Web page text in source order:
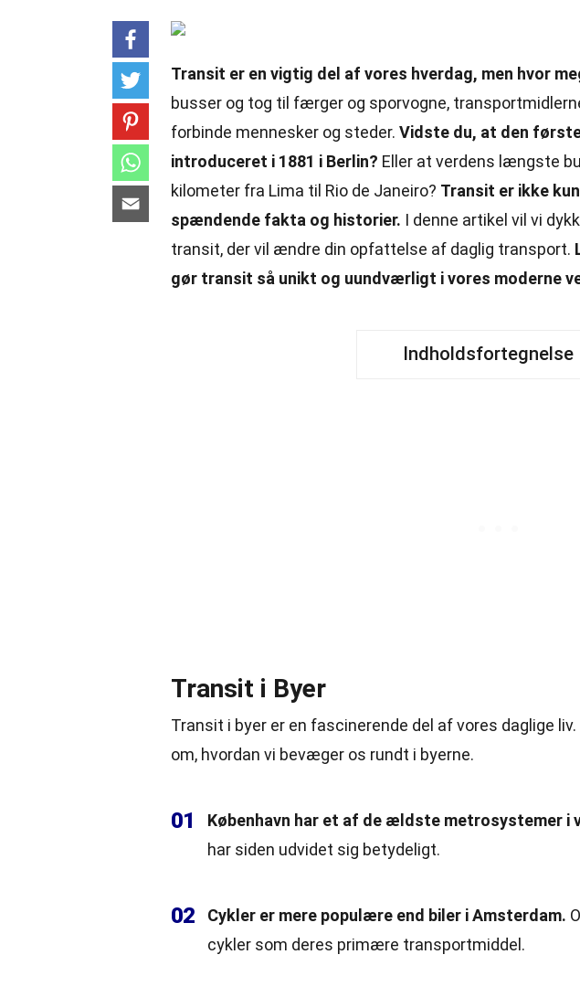
Transit er en vigtig del af vores hverdag, men hvor
busser og tog til færger og sporvogne,
forbinde mennesker og steder. Vidste du, at den
introduceret i 1881 i Berlin? Eller at verdens længste
kilometer fra Lima til Rio de Janeiro? Transit er ikke
spændende fakta og historier. I denne artikel vil vi
transit, der vil ændre din opfattelse af daglig transport.
gør transit så unikt og uundværligt i vores moderne
Indholdsfortegnelse
Transit i Byer
Transit i byer er en fascinerende del af vores daglige
om, hvordan vi bevæger os rundt i byerne.
01 København har et af de ældste metrosystemer i
har siden udvidet sig betydeligt.
02 Cykler er mere populære end biler i Amsterdam.
cykler som deres primære transportmiddel.